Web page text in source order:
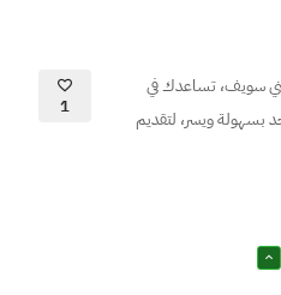
سويف، تساعدك في
بسهولة ويسر، لتقديم
1